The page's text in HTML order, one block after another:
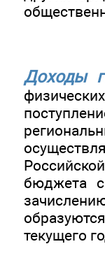
Доходы
бюджета
текущего